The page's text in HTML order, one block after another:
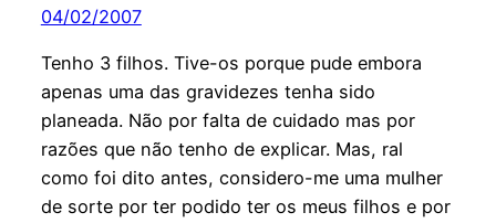
04/02/2007
Tenho 3 filhos. Tive-os porque pude embora
apenas uma das gravidezes tenha sido
planeada. Não por falta de cuidado mas por
razões que não tenho de explicar. Mas, ral
como foi dito antes, considero-me uma mulher
de sorte por ter podido ter os meus filhos e por